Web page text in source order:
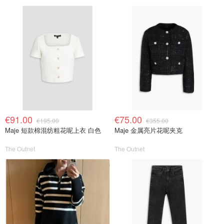
€91.00 €195.00
Maje 短款棉混纺粗花呢上衣 白色
The Outnet
€75.00 €355.00
Maje 金属亮片花呢夹克
The Outnet